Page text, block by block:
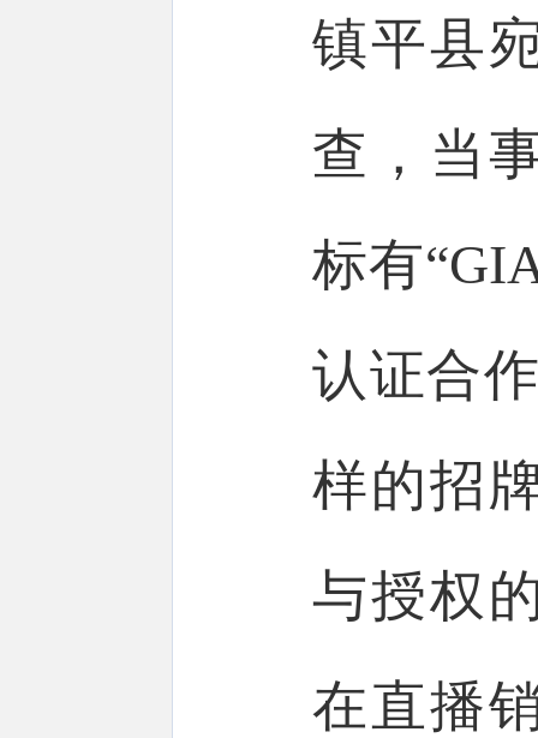
镇平县
查，当
标有
认证合
样的招
与授权
在直播